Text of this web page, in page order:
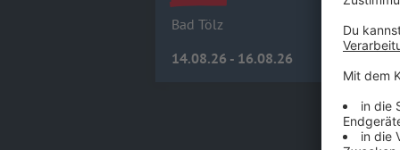
Bad Tölz
14.08.26 - 16.08.26